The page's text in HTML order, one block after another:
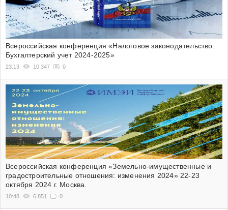
Всероссийская конференция «Налоговое законодательство.
Бухгалтерский учет 2024-2025»
23:13 10 347 0
Всероссийская конференция «Земельно-имущественные и
градостроительные отношения: изменения 2024» 22-23
октября 2024 г. Москва.
10:48 6 851 0